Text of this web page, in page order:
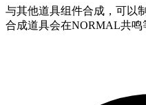
与其他道具组件合成，可以
合成道具会在NORMAL共鸣